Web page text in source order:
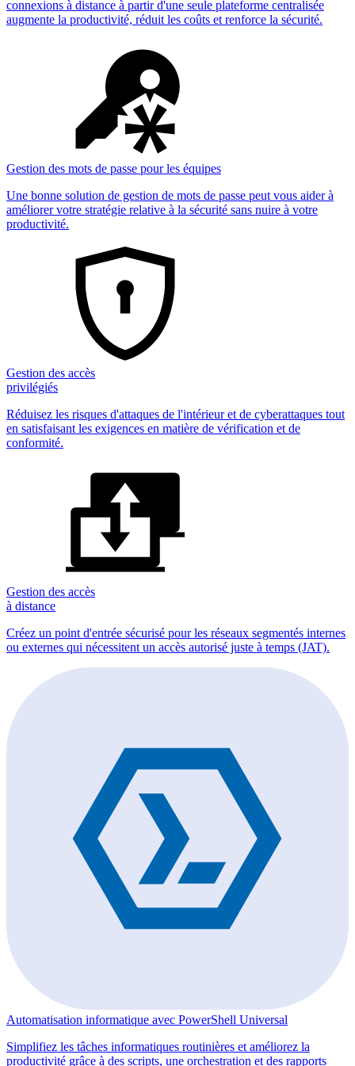
connexions à distance à partir d'une seule plateforme centralisée
augmente la productivité, réduit les coûts et renforce la sécurité.
Gestion des mots de passe pour les équipes
Une bonne solution de gestion de mots de passe peut vous aider à
améliorer votre stratégie relative à la sécurité sans nuire à votre
productivité.
Gestion des accès
privilégiés
Réduisez les risques d'attaques de l'intérieur et de cyberattaques tout
en satisfaisant les exigences en matière de vérification et de
conformité.
Gestion des accès
à distance
Créez un point d'entrée sécurisé pour les réseaux segmentés internes
ou externes qui nécessitent un accès autorisé juste à temps (JAT).
Automatisation informatique avec PowerShell Universal
Simplifiez les tâches informatiques routinières et améliorez la
productivité grâce à des scripts, une orchestration et des rapports